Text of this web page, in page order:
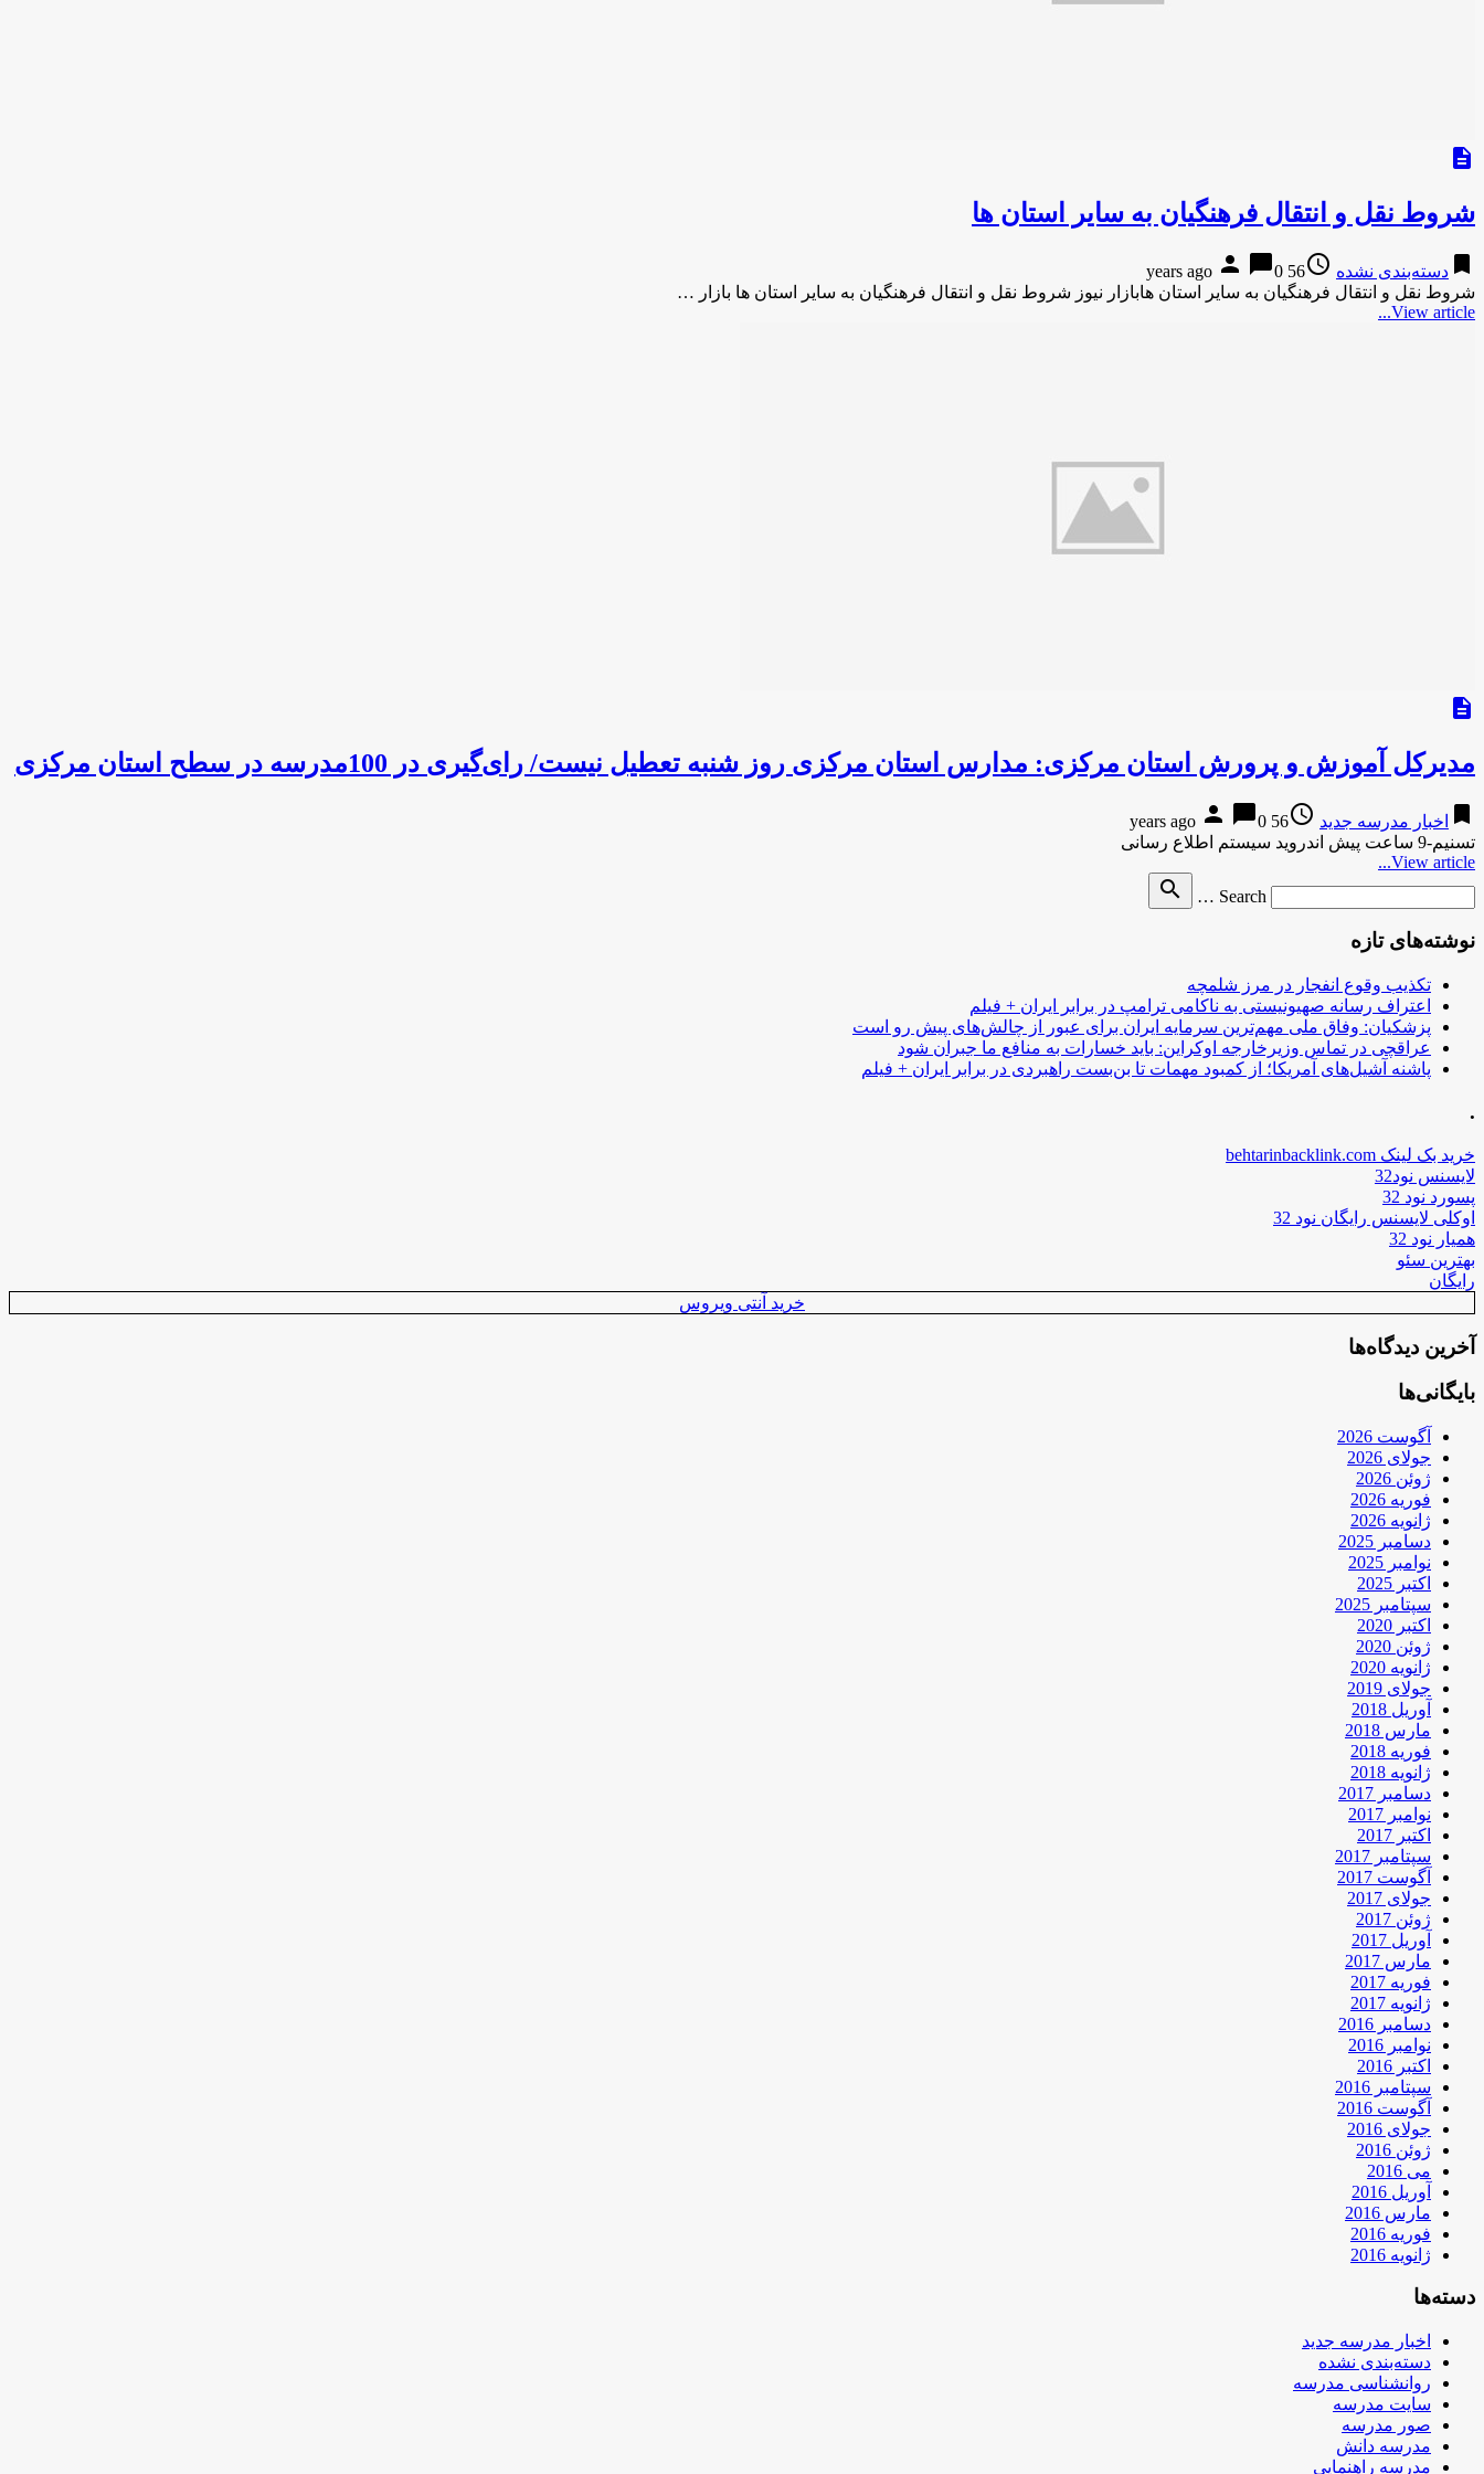
description
شروط نقل و انتقال فرهنگیان به سایر استان ها
bookmark دسته‌بندی نشده access_time
56 years ago
person chat_bubble0
شروط نقل و انتقال فرهنگیان به سایر استان هابازار نیوز شروط نقل و انتقال فرهنگیان به سایر استان ها بازار …
View article...
description
مدیرکل آموزش و پرورش استان‌ مرکزی: مدارس استان مرکزی روز شنبه تعطیل نیست/ رای‌گیری در 100مدرسه در سطح استان مرکزی
bookmark اخبار مدرسه جدید access_time
56 years ago
person chat_bubble0
تسنیم-9 ساعت پیش اندروید سیستم اطلاع رسانی
View article...
Search …
search
نوشته‌های تازه
تکذیب وقوع انفجار در مرز شلمچه
اعتراف رسانه صهیونیستی به ناکامی ترامپ در برابر ایران + فیلم
پزشکیان: وفاق ملی مهم‌ترین سرمایه ایران برای عبور از چالش‌های پیش رو است
عراقچی در تماس وزیرخارجه اوکراین: باید خسارات به منافع ما جبران شود
پاشنه آشیل‌های آمریکا؛ از کمبود مهمات تا بن‌بست راهبردی در برابر ایران + فیلم
.
خرید بک لینک behtarinbacklink.com
لایسنس نود32
پسورد نود 32
اوکلی لایسنس رایگان نود 32
همیار نود 32
بهترین سئو
رایگان
خرید آنتی ویروس
آخرین دیدگاه‌ها
بایگانی‌ها
آگوست 2026
جولای 2026
ژوئن 2026
فوریه 2026
ژانویه 2026
دسامبر 2025
نوامبر 2025
اکتبر 2025
سپتامبر 2025
اکتبر 2020
ژوئن 2020
ژانویه 2020
جولای 2019
آوریل 2018
مارس 2018
فوریه 2018
ژانویه 2018
دسامبر 2017
نوامبر 2017
اکتبر 2017
سپتامبر 2017
آگوست 2017
جولای 2017
ژوئن 2017
آوریل 2017
مارس 2017
فوریه 2017
ژانویه 2017
دسامبر 2016
نوامبر 2016
اکتبر 2016
سپتامبر 2016
آگوست 2016
جولای 2016
ژوئن 2016
می 2016
آوریل 2016
مارس 2016
فوریه 2016
ژانویه 2016
دسته‌ها
اخبار مدرسه جدید
دسته‌بندی نشده
روانشناسی مدرسه
سایت مدرسه
صور مدرسه
مدرسه دانش
مدرسه راهنمایی